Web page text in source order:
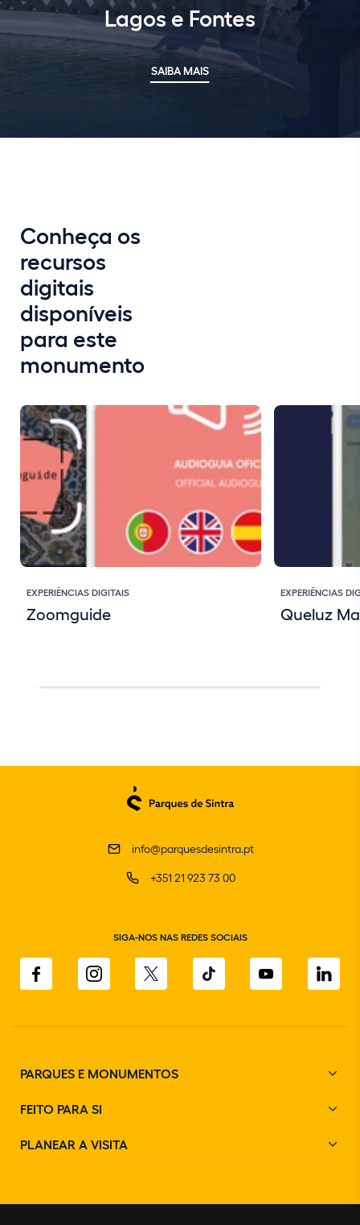
Lagos e Fontes
SAIBA MAIS
Conheça os
recursos
digitais
disponíveis
para este
monumento
EXPERIÊNCIAS DIGITAIS
Zoomguide
EXPERIÊNCIAS
Queluz
info@parquesdesintra.pt
+351 21 923 73 00
SIGA-NOS NAS REDES SOCIAIS
PARQUES E MONUMENTOS
FEITO PARA SI
PLANEAR A VISITA